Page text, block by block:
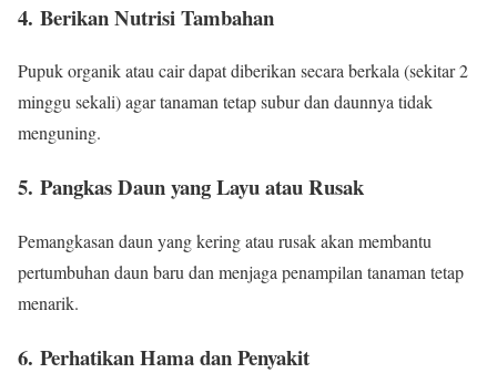
4. Berikan Nutrisi Tambahan
Pupuk organik atau cair dapat diberikan secara berkala (sekitar 2
minggu sekali) agar tanaman tetap subur dan daunnya tidak
menguning.
5. Pangkas Daun yang Layu atau Rusak
Pemangkasan daun yang kering atau rusak akan membantu
pertumbuhan daun baru dan menjaga penampilan tanaman tetap
menarik.
6. Perhatikan Hama dan Penyakit